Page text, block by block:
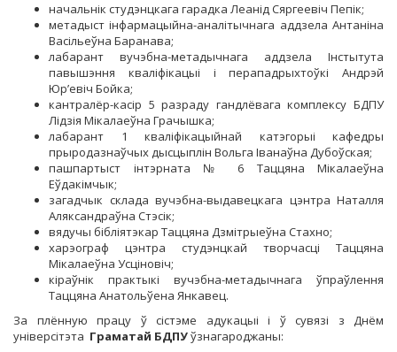
начальнік студэнцкага гарадка Леанід Сяргеевіч Пепік;
метадыст інфармацыйна-аналітычнага аддзела Антаніна
Васільеўна Баранава;
лабарант вучэбна-метадычнага аддзела Інстытута
павышэння кваліфікацыі і перападрыхтоўкі Андрэй
Юр’евіч Бойка;
кантралёр-касір 5 разраду гандлёвага комплексу БДПУ
Лідзія Мікалаеўна Грачышка;
лабарант 1 кваліфікацыйнай катэгорыі кафедры
прыродазнаўчых дысцыплін Вольга Іванаўна Дубоўская;
пашпартыст інтэрната № 6 Таццяна Мікалаеўна
Еўдакімчык;
загадчык склада вучэбна-выдавецкага цэнтра Наталля
Аляксандраўна Стэсік;
вядучы бібліятэкар Таццяна Дзмітрыеўна Стахно;
харэограф цэнтра студэнцкай творчасці Таццяна
Мікалаеўна Усціновіч;
кіраўнік практыкі вучэбна-метадычнага ўпраўлення
Таццяна Анатольўена Янкавец.
За плённую працу ў сістэме адукацыі і ў сувязі з Днём
універсітэта Граматай БДПУўзнагароджаны: